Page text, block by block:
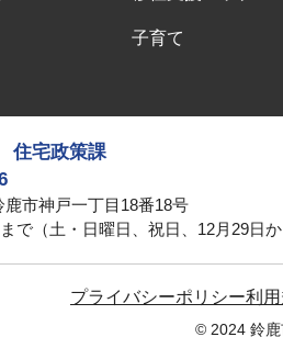
子育て
住宅政策課
市神戸一丁目18番18号
で（土・日曜日、祝日、12月29日か
プライバシーポリシー利
© 2024 鈴